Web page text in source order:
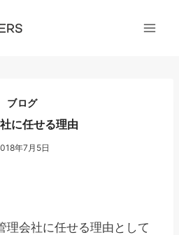
ブログ
に任せる理由
年7月5日
理会社に任せる理由として